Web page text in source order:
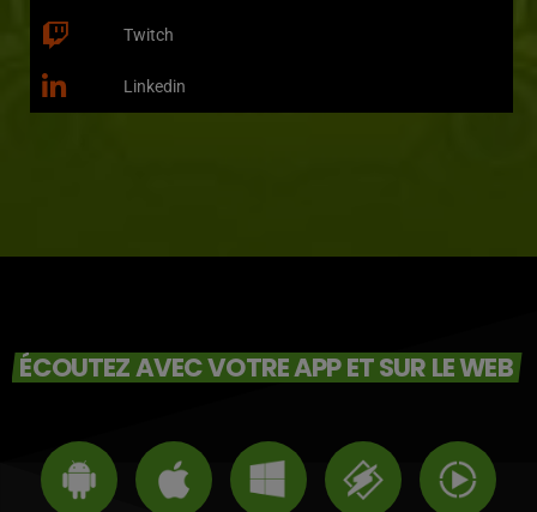
Twitch
Linkedin
ÉCOUTEZ AVEC VOTRE APP ET SUR LE WEB